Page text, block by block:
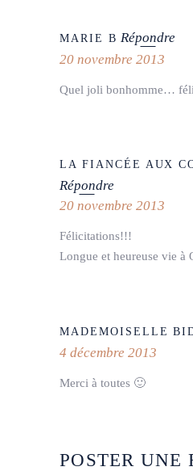
MARIE B Répondre
20 novembre 2013
Quel joli bonhomme…
LA FIANCÉE AUX
Répondre
20 novembre 2013
Félicitations!!!
Longue et heureuse vie à
MADEMOISELLE
4 décembre 2013
Merci à toutes 🙂
POSTER UNE